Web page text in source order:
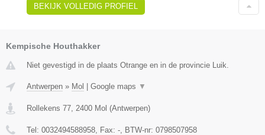
BEKIJK VOLLEDIG PROFIEL
Kempische Houthakker
Niet gevestigd in de plaats Otrange en in de provincie Luik.
Antwerpen » Mol | Google maps ▼
Rollekens 77 2400 Mol (Antwerpen)
Tel: 0032494588958 , Fax: - , BTW-nr: 0798507958